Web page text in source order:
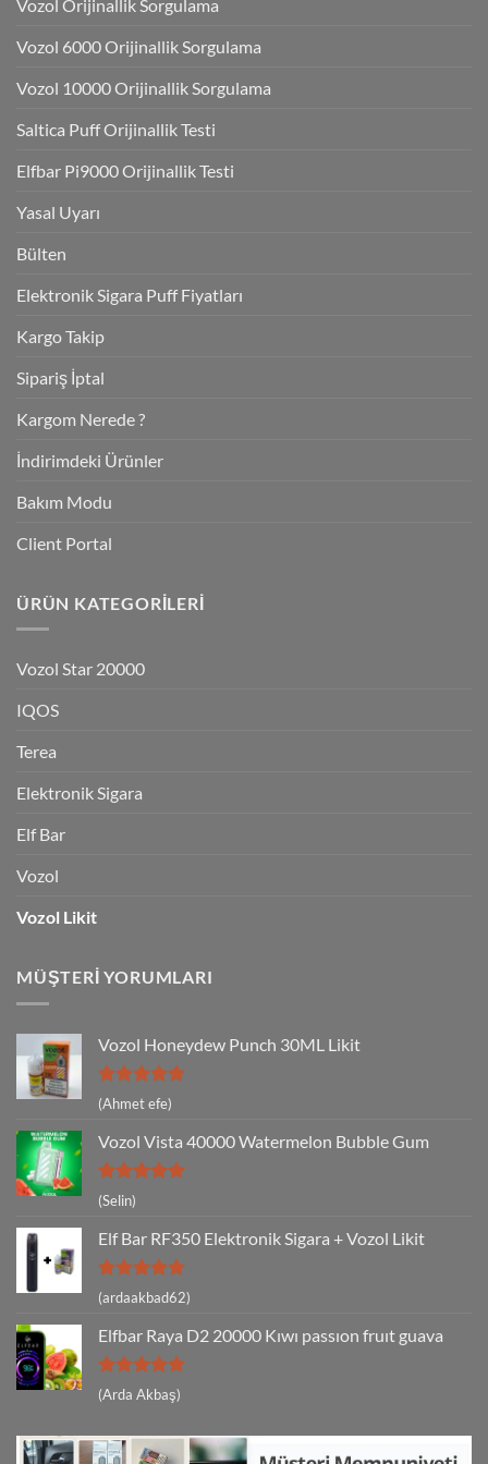
Vozol Orijinallik Sorgulama
Vozol 6000 Orijinallik Sorgulama
Vozol 10000 Orijinallik Sorgulama
Saltica Puff Orijinallik Testi
Elfbar Pi9000 Orijinallik Testi
Yasal Uyarı
Bülten
Elektronik Sigara Puff Fiyatları
Kargo Takip
Sipariş İptal
Kargom Nerede ?
İndirimdeki Ürünler
Bakım Modu
Client Portal
ÜRÜN KATEGORILERI
Vozol Star 20000
IQOS
Terea
Elektronik Sigara
Elf Bar
Vozol
Vozol Likit
MÜŞTERI YORUMLARI
Vozol Honeydew Punch 30ML Likit
5 üzerinden
5
(Ahmet efe)
Vozol Vista 40000 Watermelon Bubble Gum
5 üzerinden
5
oy aldı
(Selin)
Elf Bar RF350 Elektronik Sigara + Vozol Likit
5 üzerinden
5
(ardaakbad62)
Elfbar Raya D2 20000 Kıwı passıon fruıt guava
5 üzerinden
5
(Arda Akbaş)